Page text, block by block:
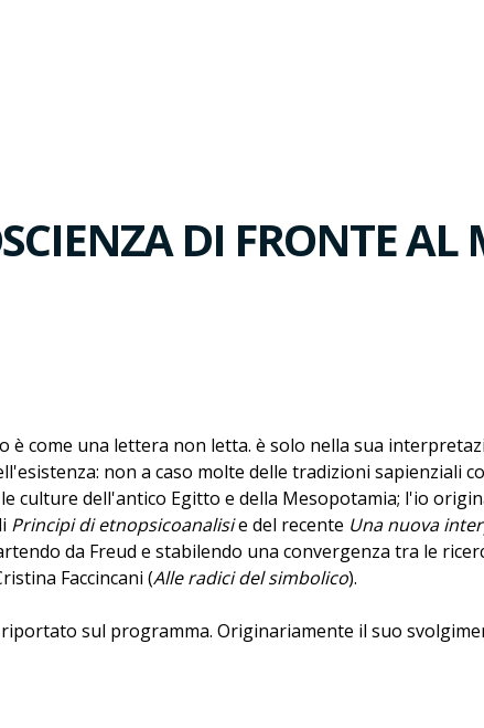
DI FRONTE AL
è come una lettera non letta. è solo nella sua
non a caso molte delle tradizioni sapienziali
culture dell'antico Egitto e della Mesopotamia; l'io
Principi di etnopsicoanalisie del recente Una nuova
da Freud e stabilendo una convergenza tra le
Faccincani (Alle radici del simbolico).
sul programma. Originariamente il suo